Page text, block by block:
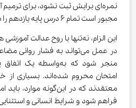
نمره‌ای برایش ثبت نشود، برای
مجبور است تمام 6 درس پایه یازدهم را دوباره امتحان دهد،
این الزام، نه‌تنها با روح عدالت
فراهم شود و شرایط انسانی و